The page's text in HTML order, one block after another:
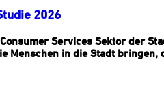
2026
Services Sektor der
in die Stadt